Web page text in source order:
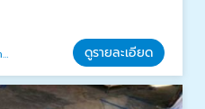
ดูรายละเอียด